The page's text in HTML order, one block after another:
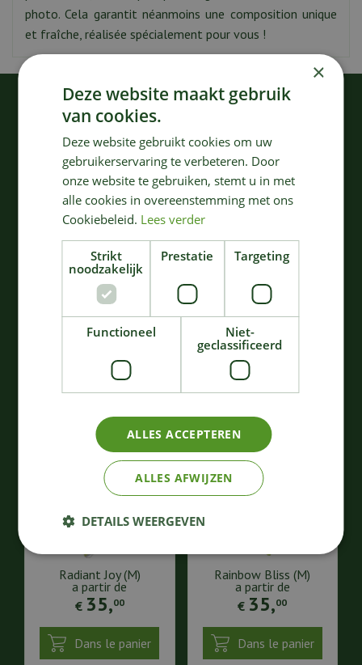
photo. Cela garantit néanmoins une composition unique
et fraîche, réalisée spécialement pour vous !
KIJK OOK EENS NAAR:
Rosy Romance (XXL)
a partir de
€ 100,00
Sunrise (M)
a partir de
€ 35,00
Dans le panier
Radiant Joy (M)
a partir de
€ 35,00
Dans le panier
Rainbow Bliss (M)
a partir de
€ 35,00
Dans le panier
×
Deze website maakt gebruik
van cookies.
Deze website gebruikt cookies om uw
gebruikerservaring te verbeteren. Door
onze website te gebruiken, stemt u in met
alle cookies in overeenstemming met ons
Cookiebeleid. Lees verder
Strikt
noodzakelijk
Prestatie Targeting
Functioneel
Niet-
geclassificeerd
ALLES ACCEPTEREN
ALLES AFWIJZEN
DETAILS WEERGEVEN